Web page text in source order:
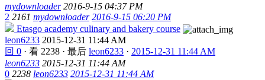
mydownloader 2016-9-15 04:37 PM
2 2161 mydownloader 2016-9-15 06:20 PM
Etasgo academy culinary and bakery course
leon6233 2015-12-31 11:44 AM
回 0 · 看 2238 · 最后 leon6233 · 2015-12-31 11:44 AM
leon6233 2015-12-31 11:44 AM
0 2238 leon6233 2015-12-31 11:44 AM